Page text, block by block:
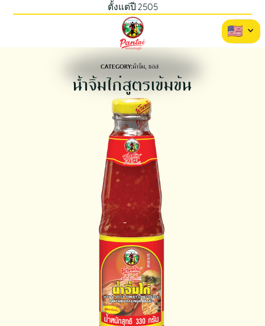
ตั้งแต่ปี 2505
CATEGORY:น้ำจิ้ม, ซอส
น้ำจิ้มไก่สูตรเข้มข้น